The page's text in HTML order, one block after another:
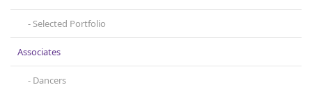
Selected Portfolio
Associates
Dancers